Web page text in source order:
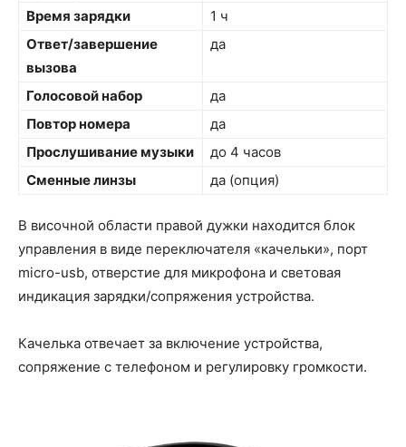
Время зарядки
1 ч
Ответ/завершение
вызова
да
Голосовой набор
да
Повтор номера
да
Прослушивание музыки
до 4 часов
Сменные линзы
да (опция)
В височной области правой дужки находится блок
управления в виде переключателя «качельки», порт
micro-usb, отверстие для микрофона и световая
индикация зарядки/сопряжения устройства.
Качелька отвечает за включение устройства,
сопряжение с телефоном и регулировку громкости.